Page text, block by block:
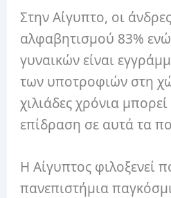
Στην Αίγυπτο, οι
αλφαβητισμού 83%
γυναικών είναι
των υποτροφιών στη
χιλιάδες χρόνια
επίδραση σε αυτά τα
Η Αίγυπτος φιλοξενεί
πανεπιστήμια